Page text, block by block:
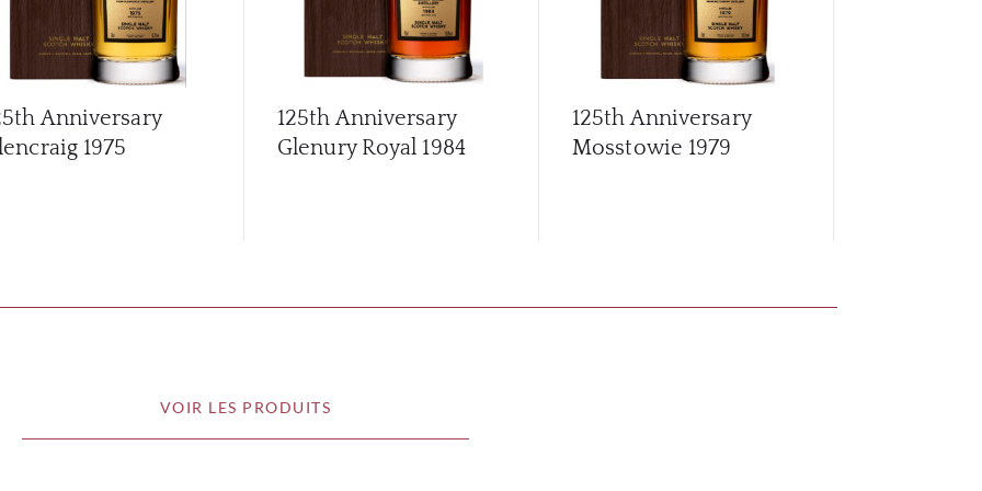
Anniversary
1975
125th Anniversary
Glenury Royal 1984
125th Anniversary
Mosstowie 1979
VOIR LES PRODUITS